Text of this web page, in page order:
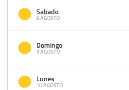
Sabado
8 AGOSTO
Domingo
9 AGOSTO
Lunes
10 AGOSTO